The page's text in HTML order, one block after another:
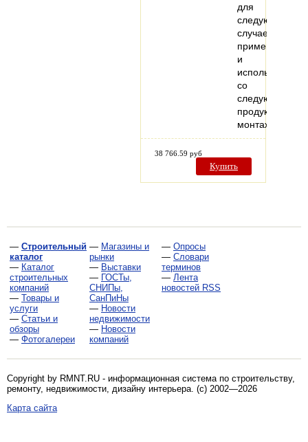
для
следующих
случаев
применения
и
использования
со
следующей
продукцией:
монтаж…
38 766.59 руб
Купить
— Строительный
каталог
— Каталог
строительных
компаний
— Товары и
услуги
— Статьи и
обзоры
— Фотогалереи
— Магазины и
рынки
— Выставки
— ГОСТы,
СНИПы,
СанПиНы
— Новости
недвижимости
— Новости
компаний
— Опросы
— Словари
терминов
— Лента
новостей RSS
Copyright by RMNT.RU - информационная система по строительству,
ремонту, недвижимости, дизайну интерьера . (c) 2002—2026
Карта сайта